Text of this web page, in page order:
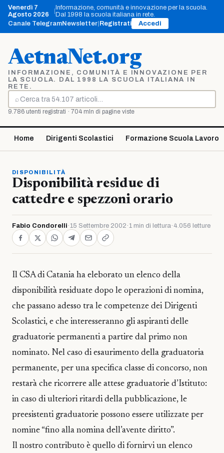
Vai
contenuto
Venerdì 7
Agosto 2026
Informazione, comunità e innovazione per la scuola.
Dal 1998 la scuola italiana in rete.
Canale TelegramNewsletter Registrati Accedi
AetnaNet.org
INFORMAZIONE, COMUNITÀ E INNOVAZIONE PER
LA SCUOLA. DAL 1998 LA SCUOLA ITALIANA IN
RETE.
⌕
Cerca
9.786 utenti registrati · 704 mln di pagine viste
Home Dirigenti Scolastici Formazione Scuola Lavoro
DISPONIBILITÀ
Disponibilità residue di
cattedre e spezzoni orario
Fabio Condorelli ·15 Settembre 2002 ·1 min di lettura· 4.056 letture
Il CSA di Catania ha eleborato un elenco della
disponibilità residuate dopo le operazioni di nomina,
che passano adesso tra le competenze dei Dirigenti
Scolastici, e che interesseranno gli aspiranti delle
graduatorie permanenti a partire dal primo non
nominato. Nel caso di esaurimento della graduatoria
permanente, per una specifica classe di concorso, non
restarà che ricorrere alle attese graduatorie d’Istituto:
in caso di ulteriori ritardi della pubblicazione, le
preesistenti graduatorie possono essere utilizzate per
nomine “fino alla nomina dell’avente diritto”.
Il nostro contributo è quello di fornirvi un elenco